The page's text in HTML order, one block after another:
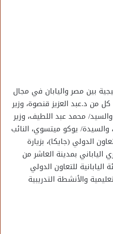
بين مصر واليابان في مجال
من د.عبد العزيز قنصوة، وزير
محمد عبد اللطيف، وزير
والسيدة/ يوكو ميتسوي، النائب
الدولي (جايكا)، بزيارة
بمدينة العاشر من
للتعاون الدولي
والأنشطة التدريبية